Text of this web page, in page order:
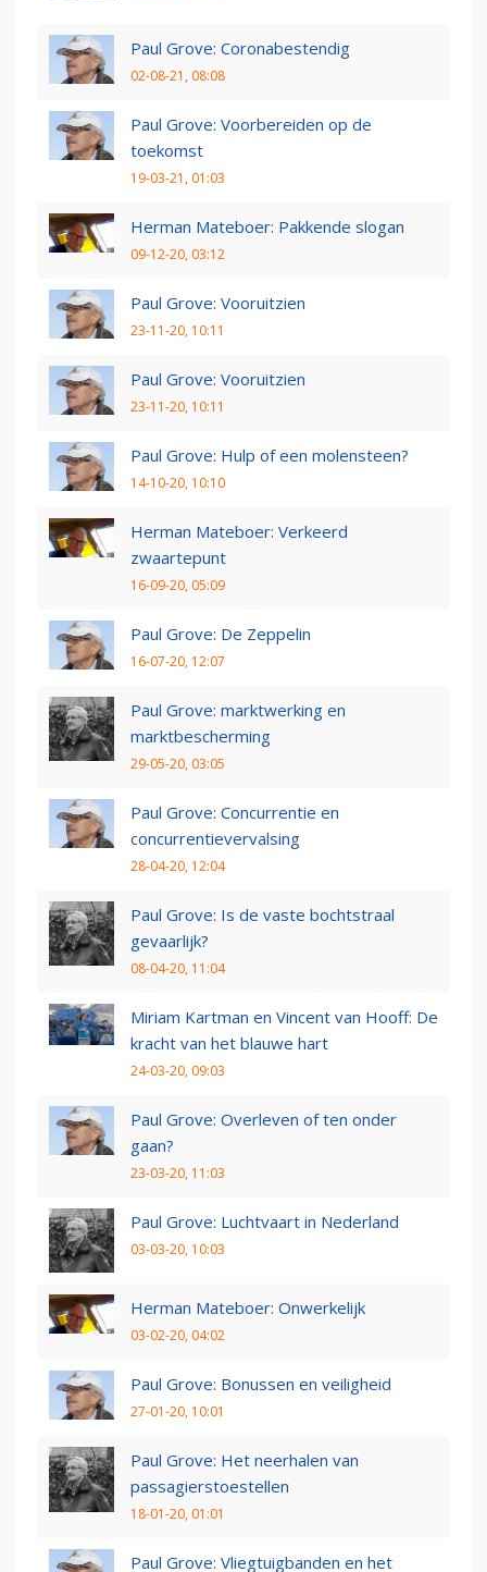
Paul Grove: Coronabestendig
02-08-21, 08:08
Paul Grove: Voorbereiden op de
toekomst
19-03-21, 01:03
Herman Mateboer: Pakkende slogan
09-12-20, 03:12
Paul Grove: Vooruitzien
23-11-20, 10:11
Paul Grove: Vooruitzien
23-11-20, 10:11
Paul Grove: Hulp of een molensteen?
14-10-20, 10:10
Herman Mateboer: Verkeerd
zwaartepunt
16-09-20, 05:09
Paul Grove: De Zeppelin
16-07-20, 12:07
Paul Grove: marktwerking en
marktbescherming
29-05-20, 03:05
Paul Grove: Concurrentie en
concurrentievervalsing
28-04-20, 12:04
Paul Grove: Is de vaste bochtstraal
gevaarlijk?
08-04-20, 11:04
Miriam Kartman en Vincent van Hooff: De
kracht van het blauwe hart
24-03-20, 09:03
Paul Grove: Overleven of ten onder
gaan?
23-03-20, 11:03
Paul Grove: Luchtvaart in Nederland
03-03-20, 10:03
Herman Mateboer: Onwerkelijk
03-02-20, 04:02
Paul Grove: Bonussen en veiligheid
27-01-20, 10:01
Paul Grove: Het neerhalen van
passagierstoestellen
18-01-20, 01:01
Paul Grove: Vliegtuigbanden en het